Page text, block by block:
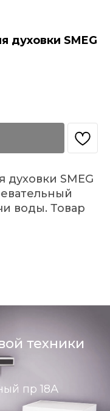
духовки SMEG
SMEG
воды. Товар
техники
пр 18А